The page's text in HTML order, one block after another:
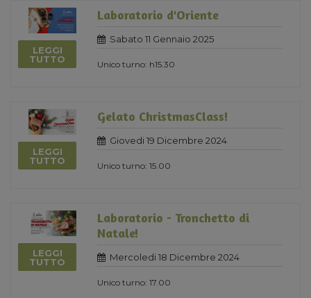
LEGGI
TUTTO
Laboratorio d'Oriente
Sabato 11 Gennaio 2025
Unico turno: h15.30
LEGGI
TUTTO
Gelato ChristmasClass!
Giovedi 19 Dicembre 2024
Unico turno: 15.00
LEGGI
TUTTO
Laboratorio - Tronchetto di
Natale!
Mercoledi 18 Dicembre 2024
Unico turno: 17.00